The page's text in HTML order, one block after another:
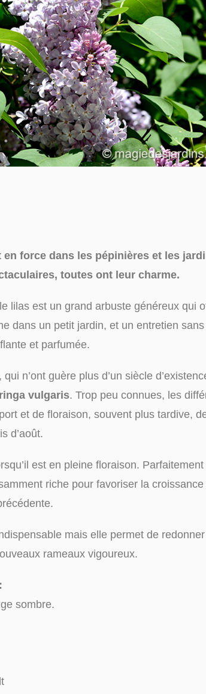
force dans les pépinières et les
toutes ont leur charme.
lilas est un grand arbuste généreux qui
dans un petit jardin, et un entretien
et parfumée.
n’ont guère plus d’un siècle
vulgaris. Trop peu connues, les
et de floraison, souvent plus tardive,
d’août.
est en pleine floraison.
riche pour favoriser la
mais elle permet de
rameaux vigoureux.
sombre.